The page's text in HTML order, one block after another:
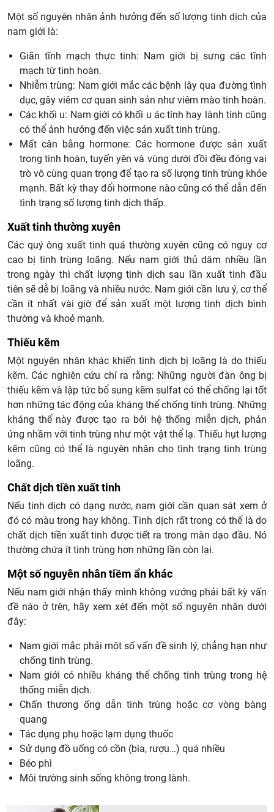
Một số nguyên nhân ảnh hưởng đến số lượng tinh dịch của
nam giới là:
Giãn tĩnh mạch thực tinh: Nam giới bị sưng các tĩnh
mạch từ tinh hoàn.
Nhiễm trùng: Nam giới mắc các bệnh lây qua đường tình
dục, gây viêm cơ quan sinh sản như viêm mào tinh hoàn.
Các khối u: Nam giới có khối u ác tính hay lành tính cũng
có thể ảnh hưởng đến việc sản xuất tinh trùng.
Mất cân bằng hormone: Các hormone được sản xuất
trong tinh hoàn, tuyến yên và vùng dưới đồi đều đóng vai
trò vô cùng quan trọng để tạo ra số lượng tinh trùng khỏe
mạnh. Bất kỳ thay đổi hormone nào cũng có thể dẫn đến
tình trạng số lượng tinh dịch thấp.
Xuất tinh thường xuyên
Các quý ông xuất tinh quá thường xuyên cũng có nguy cơ
cao bị tinh trùng loãng. Nếu nam giới thủ dâm nhiều lần
trong ngày thì chất lượng tinh dịch sau lần xuất tinh đầu
tiên sẽ dễ bị loãng và nhiều nước. Nam giới cần lưu ý, cơ thể
cần ít nhất vài giờ để sản xuất một lượng tinh dịch bình
thường và khoẻ mạnh.
Thiếu kẽm
Một nguyên nhân khác khiến tinh dịch bị loãng là do thiếu
kẽm. Các nghiên cứu chỉ ra rằng: Những người đàn ông bị
thiếu kẽm và lập tức bổ sung kẽm sulfat có thể chống lại tốt
hơn những tác động của kháng thể chống tinh trùng. Những
kháng thể này được tạo ra bởi hệ thống miễn dịch, phản
ứng nhầm với tinh trùng như một vật thể lạ. Thiếu hụt lượng
kẽm cũng có thể là nguyên nhân cho tình trạng tinh trùng
loãng.
Chất dịch tiền xuất tinh
Nếu tinh dịch có dạng nước, nam giới cần quan sát xem ở
đó có màu trong hay không. Tinh dịch rất trong có thể là do
chất dịch tiền xuất tinh được tiết ra trong màn dạo đầu. Nó
thường chứa ít tinh trùng hơn những lần còn lại.
Một số nguyên nhân tiềm ẩn khác
Nếu nam giới nhận thấy mình không vướng phải bất kỳ vấn
đề nào ở trên, hãy xem xét đến một số nguyên nhân dưới
đây:
Nam giới mắc phải một số vấn đề sinh lý, chẳng hạn như
chống tinh trùng.
Nam giới có nhiều kháng thể chống tinh trùng trong hệ
thống miễn dịch.
Chấn thương ống dẫn tinh trùng hoặc cơ vòng bàng
quang
Tác dụng phụ hoặc lạm dụng thuốc
Sử dụng đồ uống có cồn (bia, rượu…) quá nhiều
Béo phì
Môi trường sinh sống không trong lành.